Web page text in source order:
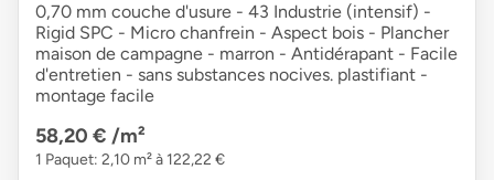
0,70 mm couche d'usure - 43 Industrie (intensif) -
Rigid SPC - Micro chanfrein - Aspect bois - Plancher
maison de campagne - marron - Antidérapant - Facile
d'entretien - sans substances nocives. plastifiant -
montage facile
58,20 € /m²
1 Paquet: 2,10 m² à 122,22 €